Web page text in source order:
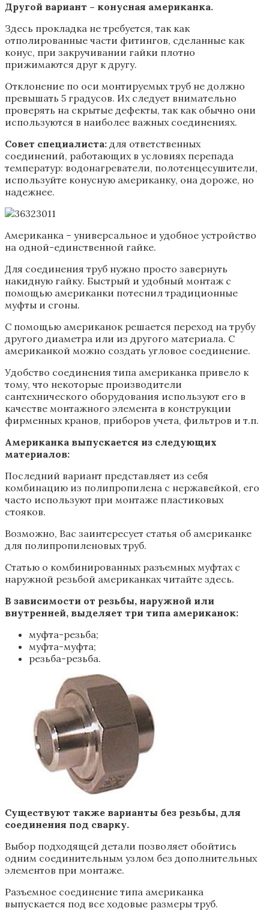
Другой вариант – конусная американка.
Здесь прокладка не требуется, так как
отполированные части фитингов, сделанные как
конус, при закручивании гайки плотно
прижимаются друг к другу.
Отклонение по оси монтируемых труб не должно
превышать 5 градусов. Их следует внимательно
проверять на скрытые дефекты, так как обычно они
используются в наиболее важных соединениях.
Совет специалиста: для ответственных
соединений, работающих в условиях перепада
температур: водонагреватели, полотенцесушители,
используйте конусную американку, она дороже, но
надежнее.
Американка – универсальное и удобное устройство
на одной-единственной гайке.
Для соединения труб нужно просто завернуть
накидную гайку. Быстрый и удобный монтаж с
помощью американки потеснил традиционные
муфты и сгоны.
С помощью американок решается переход на трубу
другого диаметра или из другого материала. С
американкой можно создать угловое соединение.
Удобство соединения типа американка привело к
тому, что некоторые производители
сантехнического оборудования используют его в
качестве монтажного элемента в конструкции
фирменных кранов, приборов учета, фильтров и т.п.
Американка выпускается из следующих
материалов:
Последний вариант представляет из себя
комбинацию из полипропилена с нержавейкой, его
часто используют при монтаже пластиковых
стояков.
Возможно, Вас заинтересует статья об американке
для полипропиленовых труб.
Статью о комбинированных разъемных муфтах с
наружной резьбой американках читайте здесь.
В зависимости от резьбы, наружной или
внутренней, выделяет три типа американок:
муфта-резьба;
муфта-муфта;
резьба-резьба.
Существуют также варианты без резьбы, для
соединения под сварку.
Выбор подходящей детали позволяет обойтись
одним соединительным узлом без дополнительных
элементов при монтаже.
Разъемное соединение типа американка
выпускается под все ходовые размеры труб.